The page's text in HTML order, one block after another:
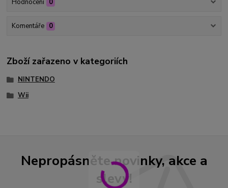
Hodnocení 0
Komentáře 0
Zboží zařazeno v kategoriích
NINTENDO
Wii
Nepropásněte novinky, akce a
slevy!